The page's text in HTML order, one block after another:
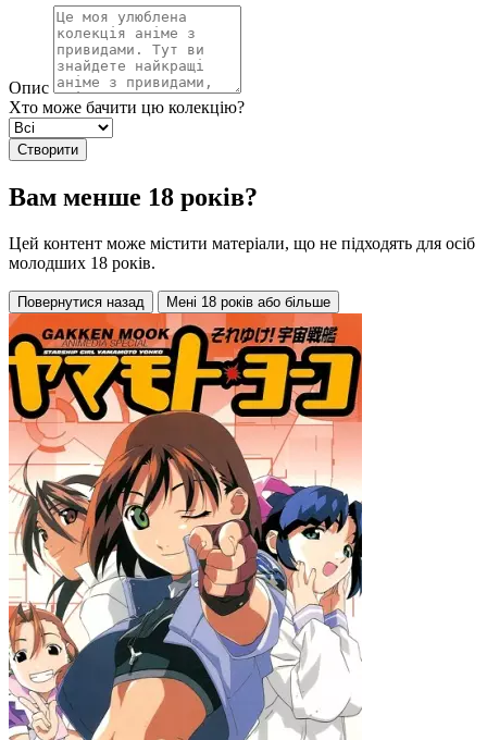
Опис
Хто може бачити цю колекцію?
Створити
Вам менше 18 років?
Цей контент може містити матеріали, що не підходять для осіб
молодших 18 років.
Повернутися назад Мені 18 років або більше